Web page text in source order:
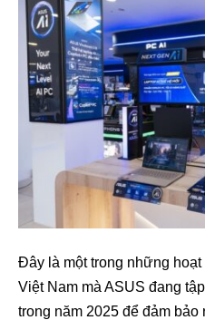
Đây là một trong những
Việt Nam mà ASUS đang
trong năm 2025 để đảm